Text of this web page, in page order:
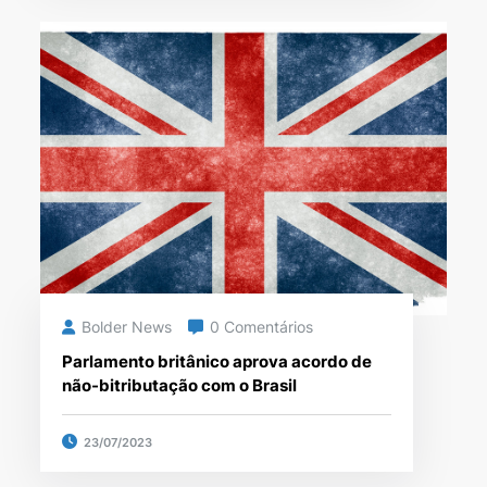
Bolder News 0 Comentários
Parlamento britânico aprova acordo de
não-bitributação com o Brasil
23/07/2023